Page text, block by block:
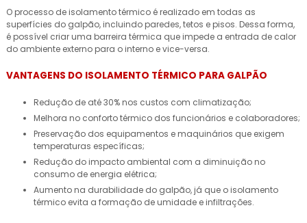
O processo de isolamento térmico é realizado em todas as
superfícies do galpão, incluindo paredes, tetos e pisos. Dessa forma,
é possível criar uma barreira térmica que impede a entrada de calor
do ambiente externo para o interno e vice-versa.
VANTAGENS DO ISOLAMENTO TÉRMICO PARA GALPÃO
Redução de até 30% nos custos com climatização;
Melhora no conforto térmico dos funcionários e colaboradores;
Preservação dos equipamentos e maquinários que exigem
temperaturas específicas;
Redução do impacto ambiental com a diminuição no
consumo de energia elétrica;
Aumento na durabilidade do galpão, já que o isolamento
térmico evita a formação de umidade e infiltrações.